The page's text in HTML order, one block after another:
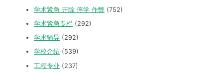
学术紧急 开除 停学 作弊 (752)
学术紧急专栏 (292)
学术辅导 (292)
学校介绍 (539)
工程专业 (237)